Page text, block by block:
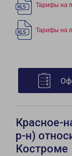
Тарифы на
Тарифы на
Красное-
р-н)
Костроме